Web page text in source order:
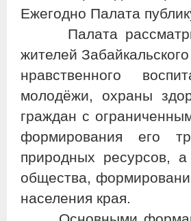
Ежегодно Палата
Палата
жителей
нравственного
молодёжи, охраны
граждан с
формирования его
природных ресурсов, а
общества,
населения края.